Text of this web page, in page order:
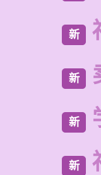
新
新
新
新